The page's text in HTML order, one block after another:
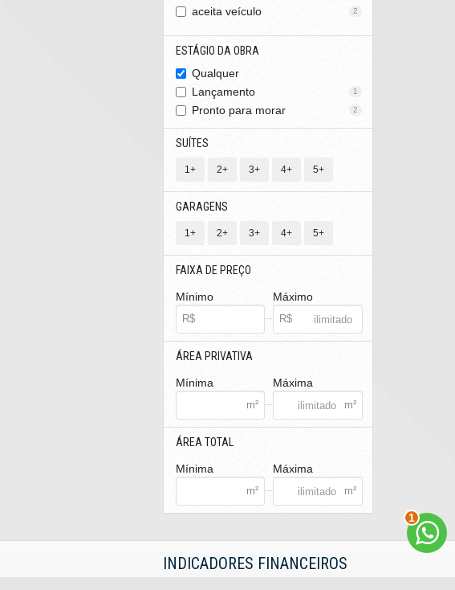
aceita veículo 2
ESTÁGIO DA OBRA
Qualquer
Lançamento
1
Pronto para morar 2
SUÍTES
1+ 2+ 3+ 4+ 5+
GARAGENS
1+ 2+ 3+ 4+ 5+
FAIXA DE PREÇO
Mínimo Máximo
ÁREA PRIVATIVA
Mínima Máxima
ÁREA TOTAL
Mínima Máxima
INDICADORES FINANCEIROS